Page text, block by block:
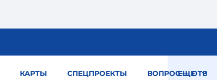
КАРТЫ СПЕЦПРОЕКТЫ ВОПРОС — ОТВЕТ
ЕЩЕ